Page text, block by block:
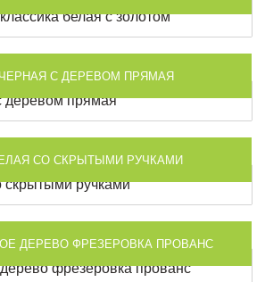
С ДЕРЕВОМ ПРЯМАЯ
СО СКРЫТЫМИ РУЧКАМИ
ДЕРЕВО ФРЕЗЕРОВКА ПРОВАНС